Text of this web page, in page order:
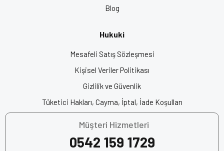
Kask, Motor Kaskı, Kask Fiyatları, Motosiklet Kaskı, Motor Kask
Fiyatları, Motosiklet Ekipman, Motorcu Kaskı, Motosiklet Kask
Fiyatları, Origine Kask, En İyi Motor Kaskları
Blog
Hukuki
Mesafeli Satış Sözleşmesi
Kişisel Veriler Politikası
Gizlilik ve Güvenlik
Tüketici Hakları, Cayma, İptal, İade Koşulları
Müşteri Hizmetleri
0542 159 1729